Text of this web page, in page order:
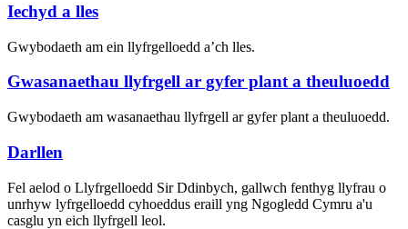
Iechyd a lles
Gwybodaeth am ein llyfrgelloedd a’ch lles.
Gwasanaethau llyfrgell ar gyfer plant a theuluoedd
Gwybodaeth am wasanaethau llyfrgell ar gyfer plant a theuluoedd.
Darllen
Fel aelod o Llyfrgelloedd Sir Ddinbych, gallwch fenthyg llyfrau o
unrhyw lyfrgelloedd cyhoeddus eraill yng Ngogledd Cymru a'u
casglu yn eich llyfrgell leol.